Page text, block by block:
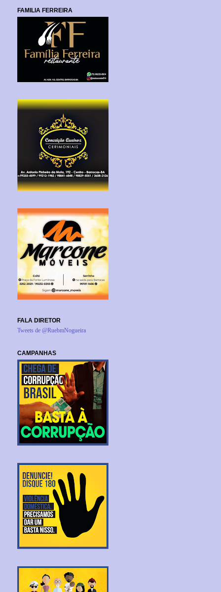
FAMILIA FERREIRA
FALA DIRETOR
Tweets de @RuebmNogueira
CAMPANHAS